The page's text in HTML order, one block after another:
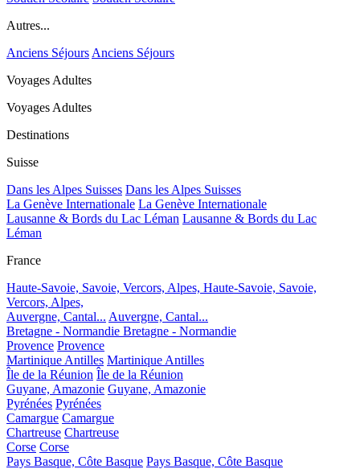
Autres...
Anciens Séjours Anciens Séjours
Voyages Adultes
Voyages Adultes
Destinations
Suisse
Dans les Alpes Suisses Dans les Alpes Suisses
La Genève Internationale La Genève Internationale
Lausanne & Bords du Lac Léman Lausanne & Bords du Lac
Léman
France
Haute-Savoie, Savoie, Vercors, Alpes, Haute-Savoie, Savoie,
Vercors, Alpes,
Auvergne, Cantal... Auvergne, Cantal...
Bretagne - Normandie Bretagne - Normandie
Provence Provence
Martinique Antilles Martinique Antilles
Île de la Réunion Île de la Réunion
Guyane, Amazonie Guyane, Amazonie
Pyrénées Pyrénées
Camargue Camargue
Chartreuse Chartreuse
Corse Corse
Pays Basque, Côte Basque Pays Basque, Côte Basque